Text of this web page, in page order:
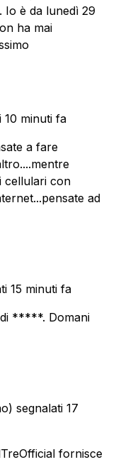
Io è da lunedì 29
ha mai
10 minuti fa
a fare
cellulari con
ad
15 minuti fa
*****. Domani
segnalati 17
fornisce